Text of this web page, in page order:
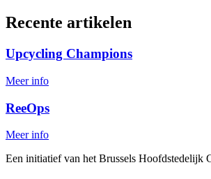
Recente artikelen
Upcycling Champions
Meer info
ReeOps
Meer info
Een initiatief van het Brussels Hoofdstedelijk